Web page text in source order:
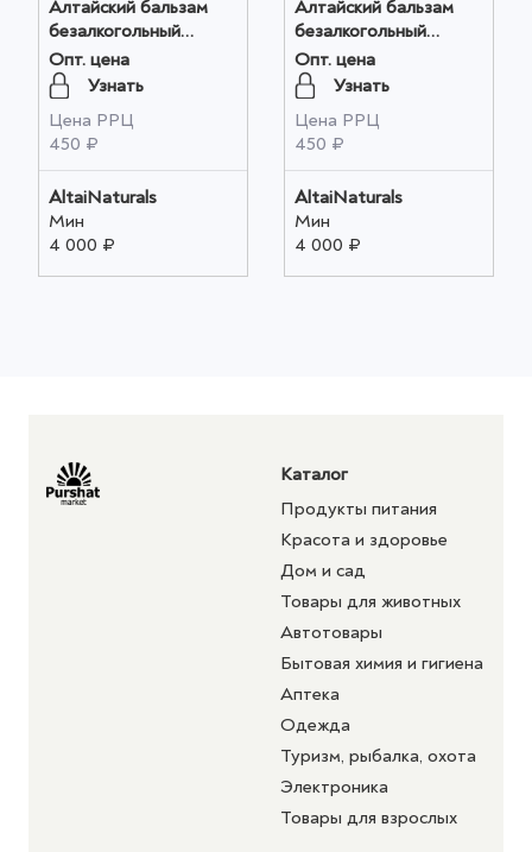
Алтайский бальзам
безалкогольный
"Бальзамы Алтая"
Здоровые суставы
250мл оптом
Опт. цена
Узнать
Цена РРЦ
450 ₽
AltaiNaturals
Мин
4 000 ₽
Алтайский бальзам
безалкогольный
"Бальзамы Алтая"
Крепкий иммунитет
250мл оптом
Опт. цена
Узнать
Цена РРЦ
450 ₽
AltaiNaturals
Мин
4 000 ₽
Каталог
Продукты питания
Красота и здоровье
Дом и сад
Товары для животных
Автотовары
Бытовая химия и гигиена
Аптека
Одежда
Туризм, рыбалка, охота
Электроника
Товары для взрослых